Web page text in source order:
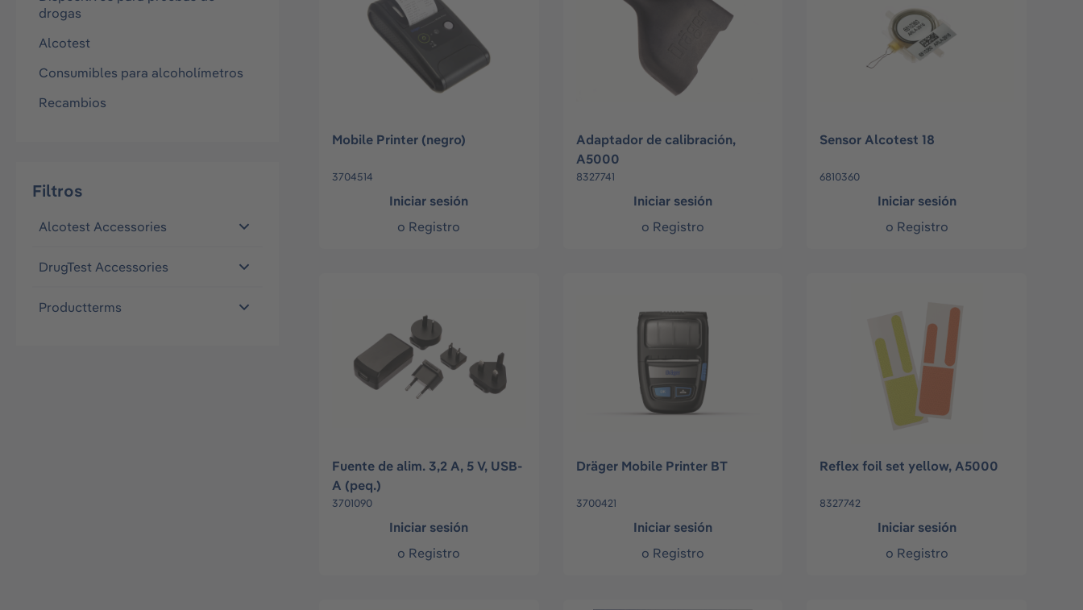
drogas
Alcotest
Consumibles para alcoholímetros
Recambios
Filtros
Alcotest Accessories
DrugTest Accessories
Productterms
Mobile Printer (negro)
3704514
Iniciar sesión
o Registro
Adaptador de calibración,
A5000
8327741
Iniciar sesión
o Registro
Sensor Alcotest 18
6810360
Iniciar sesión
o Registro
Fuente de alim. 3,2 A, 5 V, USB-
A (peq.)
3701090
Iniciar sesión
o Registro
Dräger Mobile Printer BT
3700421
Iniciar sesión
o Registro
Reflex foil set yellow, A5000
8327742
Iniciar sesión
o Registro